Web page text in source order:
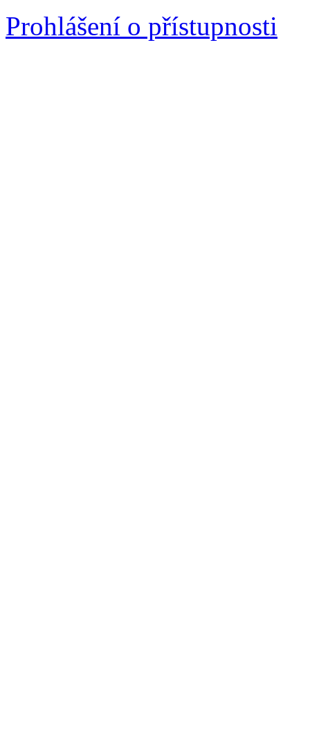
Prohlášení o přístupnosti